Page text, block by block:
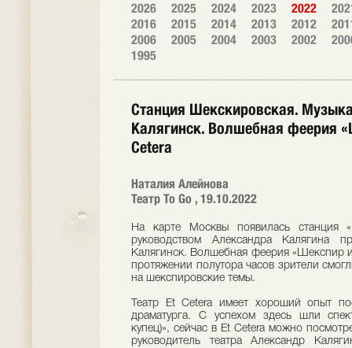
2026 2025 2024 2023 2022
2016
2015 2014 2013 2012
2006
2005 2004 2003 2002
1995
Станция Шекскировская.
Калягинск. Волшебная феерия
Cetera
Наталия Алейнова
Театр To Go , 19.10.2022
На карте Москвы появилась станция
руководством Александра Калягина
Калягинск. Волшебная феерия «Шекспир
протяжении полутора часов зрители
на шекспировские темы.
Театр Et Cetera имеет хороший опыт
драматурга. С успехом здесь шли
купец)», сейчас в Et Cetera можно
руководитель театра Александр